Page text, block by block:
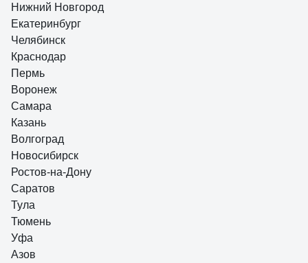
выпирающей заглушкой.
Отзыв о Напольный плинтус ФОРМАТ
08014DF DESN-208014-DF-0011
алена
хороший современный плинтус, прочный, хорошо
режется, легко красится
Нижний Новгород
Екатеринбург
Челябинск
Краснодар
Пермь
Воронеж
Самара
Казань
Волгоград
Новосибирск
Ростов-на-Дону
Саратов
Тула
Тюмень
Уфа
Азов